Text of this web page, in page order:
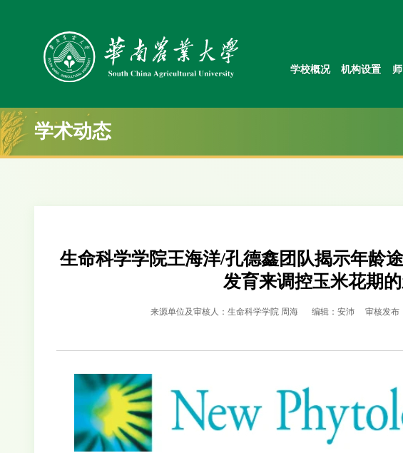
学校概况 机构设置
学术动态
生命科学学院王海洋/孔德鑫团队揭示年龄
发育来调控玉米花期
来源单位及审核人：生命科学学院 周海 编辑：安沛 审核发布